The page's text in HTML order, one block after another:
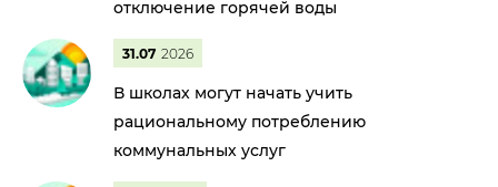
отключение горячей воды
31.07 2026
В школах могут начать учить
рациональному потреблению
коммунальных услуг